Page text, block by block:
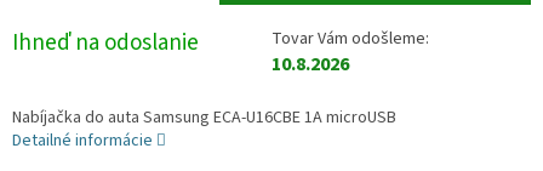
Ihneď na odoslanie
10.8.2026
Nabíjačka do auta Samsung ECA-U16CBE 1A microUSB
Detailné informácie